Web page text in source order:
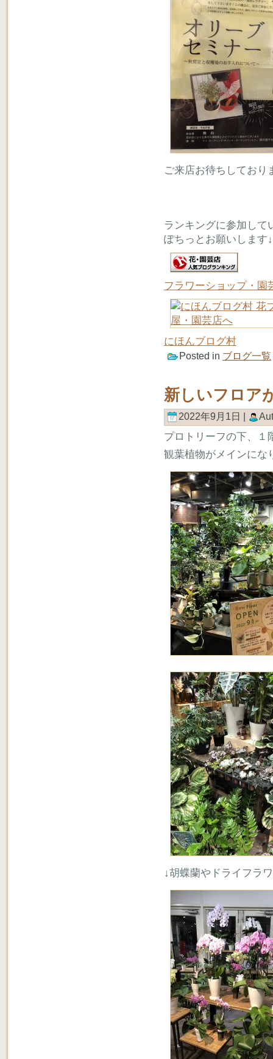
ご来店お待ちしており
ランキングに参加して
ぽちっとお願いします↓
フラワーショップ・園
にほんブログ村
Posted in ブログ一覧
新しいフロア
2022年9月1日 |
プロトリーフの下、１
観葉植物がメインにな
↓胡蝶蘭やドライフラ